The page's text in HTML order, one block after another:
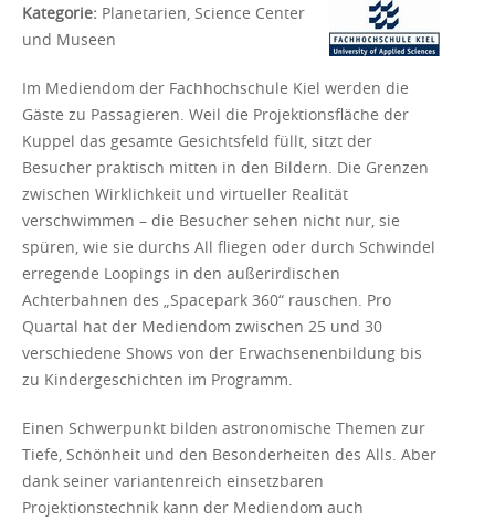
Kategorie: Planetarien, Science Center
und Museen
Im Mediendom der Fachhochschule Kiel werden die
Gäste zu Passagieren. Weil die Projektionsfläche der
Kuppel das gesamte Gesichtsfeld füllt, sitzt der
Besucher praktisch mitten in den Bildern. Die Grenzen
zwischen Wirklichkeit und virtueller Realität
verschwimmen – die Besucher sehen nicht nur, sie
spüren, wie sie durchs All fliegen oder durch Schwindel
erregende Loopings in den außerirdischen
Achterbahnen des „Spacepark 360“ rauschen. Pro
Quartal hat der Mediendom zwischen 25 und 30
verschiedene Shows von der Erwachsenenbildung bis
zu Kindergeschichten im Programm.
Einen Schwerpunkt bilden astronomische Themen zur
Tiefe, Schönheit und den Besonderheiten des Alls. Aber
dank seiner variantenreich einsetzbaren
Projektionstechnik kann der Mediendom auch